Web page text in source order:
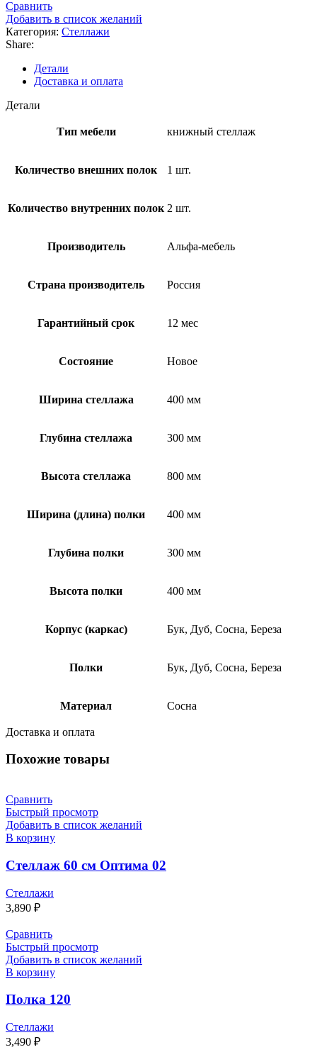
Куб
1x2
2
ниши
Сравнить
Добавить в список желаний
Категория: Стеллажи
Share:
Детали
Доставка и оплата
Детали
Тип мебели книжный стеллаж
Количество внешних полок 1 шт.
Количество внутренних полок 2 шт.
Производитель Альфа-мебель
Страна производитель Россия
Гарантийный срок 12 мес
Состояние Новое
Ширина стеллажа 400 мм
Глубина стеллажа 300 мм
Высота стеллажа 800 мм
Ширина (длина) полки 400 мм
Глубина полки 300 мм
Высота полки 400 мм
Корпус (каркас) Бук, Дуб, Сосна, Береза
Полки Бук, Дуб, Сосна, Береза
Материал Сосна
Доставка и оплата
Похожие товары
Сравнить
Быстрый просмотр
Добавить в список желаний
В корзину
Стеллаж 60 см Оптима 02
Стеллажи
3,890 ₽
Сравнить
Быстрый просмотр
Добавить в список желаний
В корзину
Полка 120
Стеллажи
3,490 ₽